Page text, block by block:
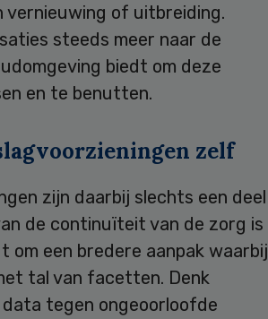
of uitbreiding.
steeds meer naar de
biedt om deze
en te benutten.
zelf
zijn daarbij slechts een deel
de continuïteit van de zorg is
een bredere aanpak waarbij
tal van facetten. Denk
data tegen ongeoorloofde